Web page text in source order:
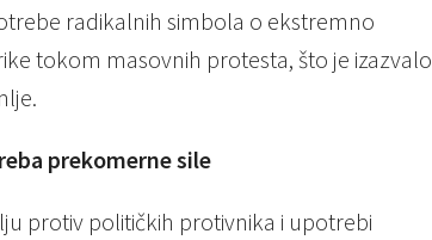
radikalnih simbola o ekstremno
tokom masovnih protesta, što je izazvalo
prekomerne sile
protiv političkih protivnika i upotrebi